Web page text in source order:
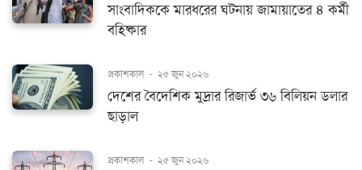
সাংবাদিককে মারধরের ঘটনায় জামায়াতের ৪ কর্মী
বহিষ্কার
প্রকাশকাল - ২৫ জুন ২০২৬
দেশের বৈদেশিক মুদ্রার রিজার্ভ ৩৬ বিলিয়ন ডলার
ছাড়াল
প্রকাশকাল - ২৫ জুন ২০২৬